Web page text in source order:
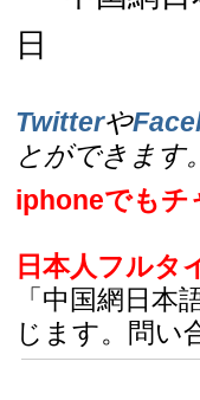
日
Twitterや
とができます。
iphoneでもチ
日本人フルタ
「中国網日
じます。問い